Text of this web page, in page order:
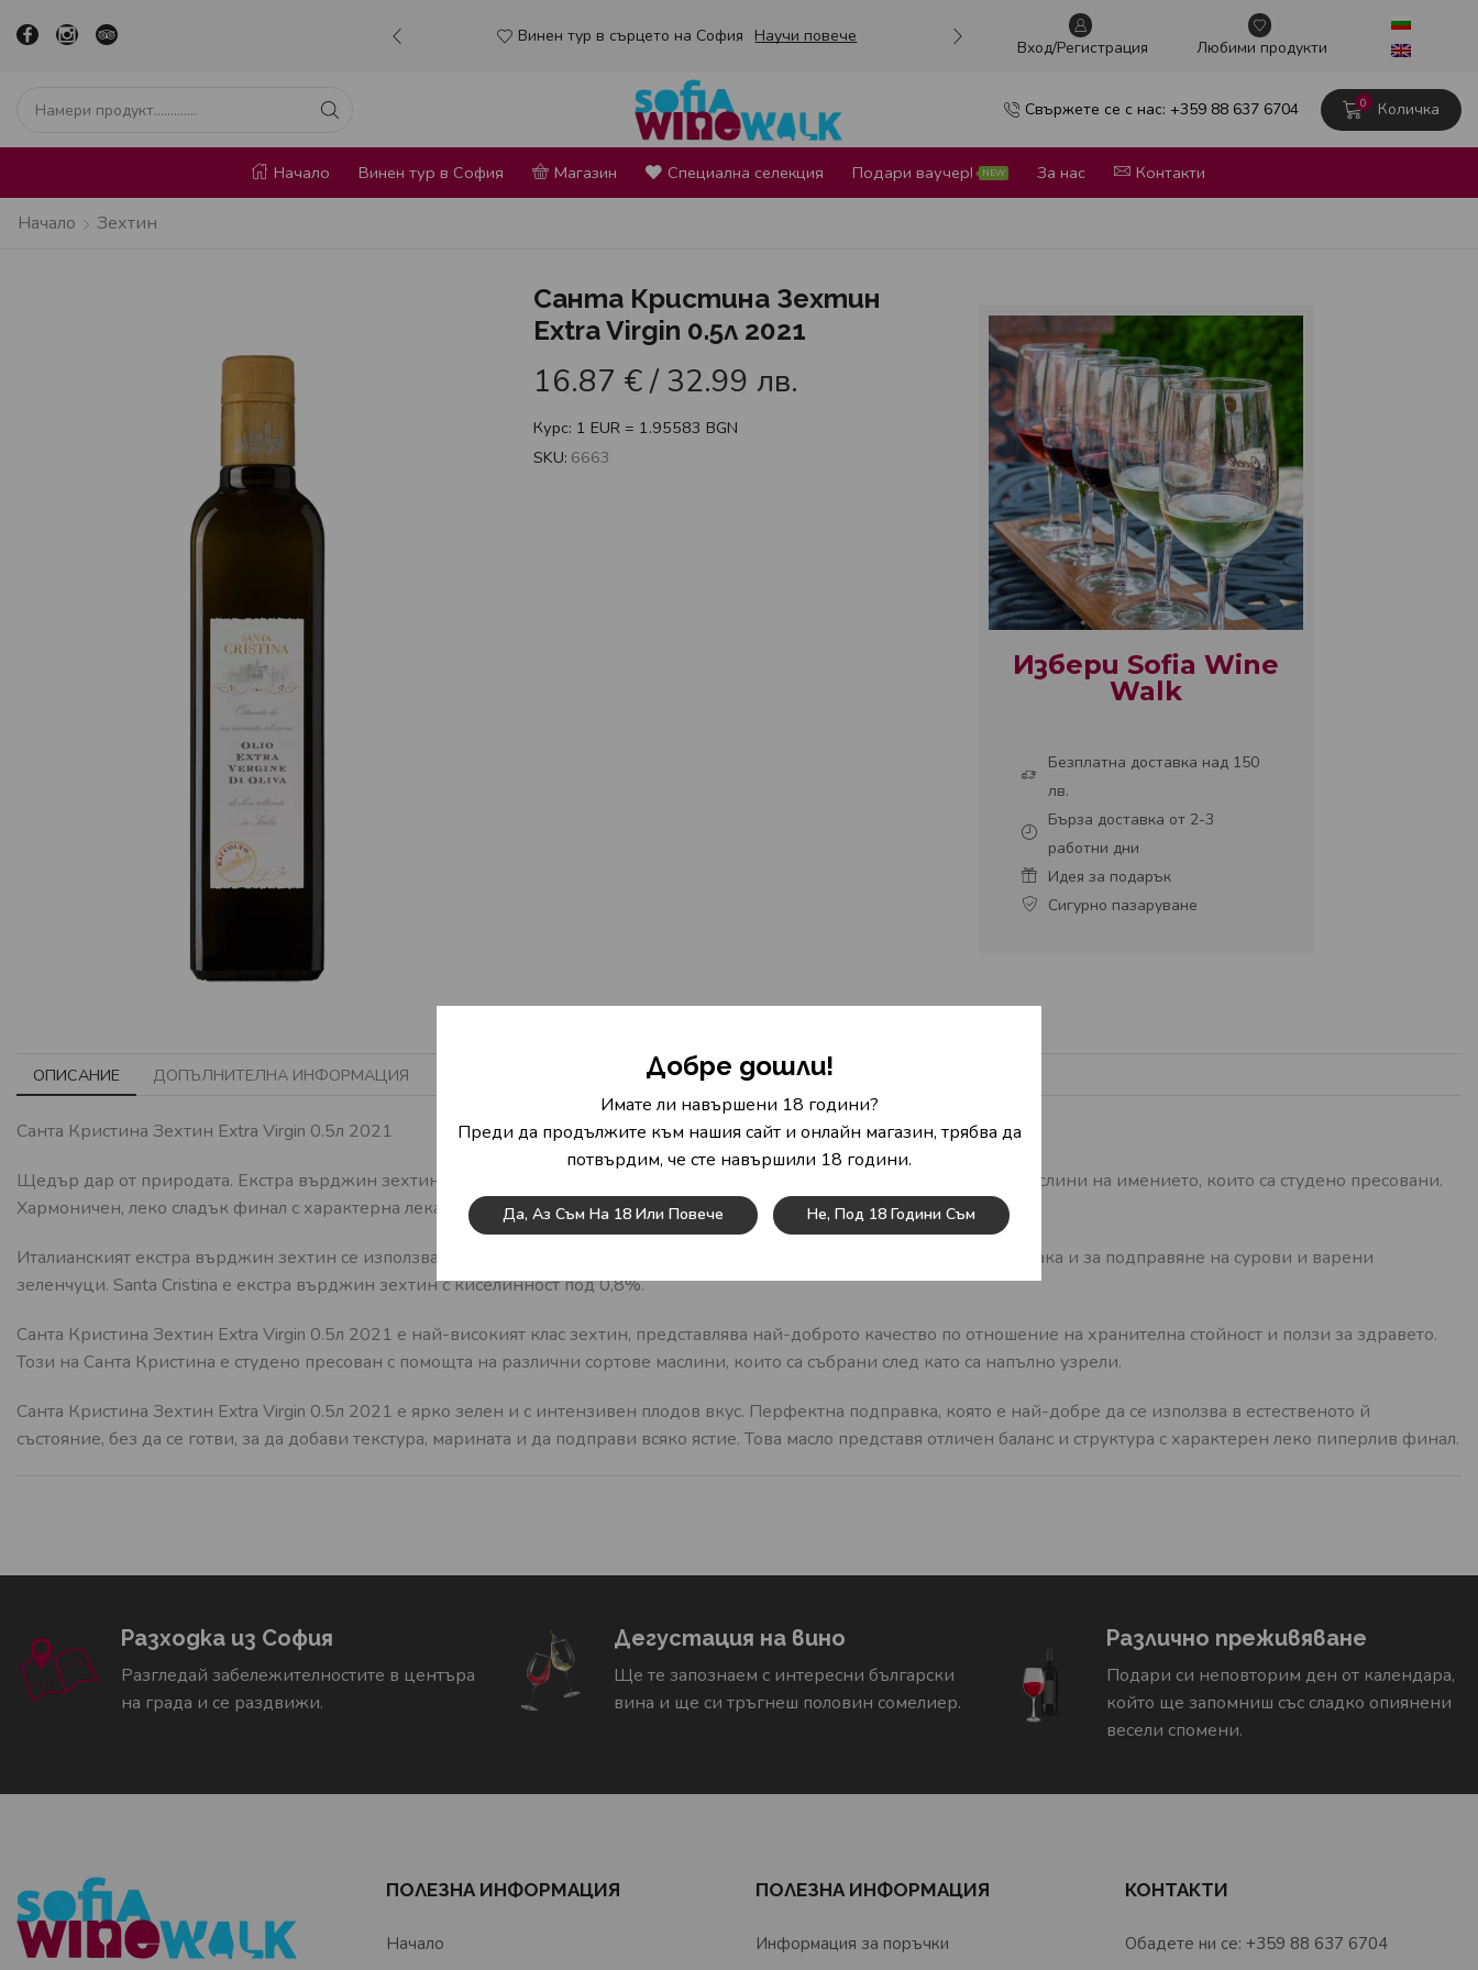
Добре дошли!
Имате ли навършени 18 години?
Преди да продължите към нашия сайт и онлайн магазин, трябва да
потвърдим, че сте навършили 18 години.
Да, Аз Съм На 18 Или Повече Не, Под 18 Години Съм
в сърцето на София Винен тур в сърцето на София Научи повече Винен тур в сърцето на София Научи повече
Вxод/Регистрация Любими продукти
Свържете се с нас: +359 88 637 6704 0 Количка
Начало Винен тур в София Магазин Специална селекция Подари ваучер! NEW За нас Контакти
Начало Зехтин
Санта Кристина Зехтин
Extra Virgin 0.5л 2021
16.87 €/ 32.99 лв.
Курс: 1 EUR = 1.95583 BGN
SKU: 6663
Избери Sofia Wine
Walk
Безплатна доставка над 150
лв.
Бърза доставка от 2-3
работни дни
Идея за подарък
Сигурно пазаруване
ОПИСАНИЕ ДОПЪЛНИТЕЛНА ИНФОРМАЦИЯ
Санта Кристина Зехтин Extra Virgin 0.5л 2021
Щедър дар от природата. Екстра върджин зехтин Santa Cristina е произведен от внимателна селекция от най-добрите маслини на имението, които са студено пресовани.
Хармоничен, леко сладък финал с характерна лека пиперлива нотка.
Италианският екстра върджин зехтин се използва обичайно в Тоскана както за приготвяне на кулинарни специалитети, така и за подправяне на сурови и варени
зеленчуци. Santa Cristina е екстра върджин зехтин с киселинност под 0,8%.
Санта Кристина Зехтин Extra Virgin 0.5л 2021 е най-високият клас зехтин, представлява най-доброто качество по отношение на хранителна стойност и ползи за здравето.
Този на Санта Кристина е студено пресован с помощта на различни сортове маслини, които са събрани след като са напълно узрели.
Санта Кристина Зехтин Extra Virgin 0.5л 2021 е ярко зелен и с интензивен плодов вкус. Перфектна подправка, която е най-добре да се използва в естественото й
състояние, без да се готви, за да добави текстура, марината и да подправи всяко ястие. Това масло представя отличен баланс и структура с характерен леко пиперлив финал.
Разходка из София
Разгледай забележителностите в центъра
на града и се раздвижи.
Дегустация на вино
Ще те запознаем с интересни български
вина и ще си тръгнеш половин сомелиер.
Различно преживяване
Подари си неповторим ден от календара,
който ще запомниш със сладко опиянени
весели спомени.
ПОЛЕЗНА ИНФОРМАЦИЯ
Начало
ПОЛЕЗНА ИНФОРМАЦИЯ
Информация за поръчки
КОНТАКТИ
Обадете ни се: +359 88 637 6704